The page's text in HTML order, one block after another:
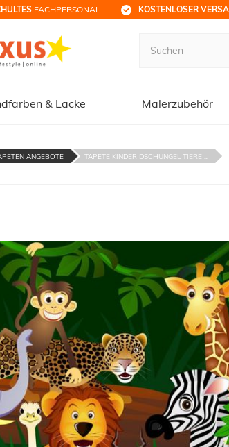
FACHPERSONAL KOSTENLOSER
& Lacke Malerzubehör
ANGEBOTE TAPETE KINDER DSCHUNGEL TIERE ...